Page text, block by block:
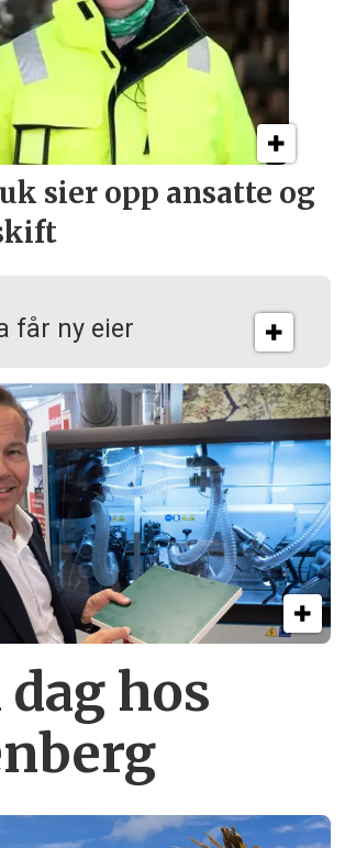
får ny eier
sier opp ansatte og
hos